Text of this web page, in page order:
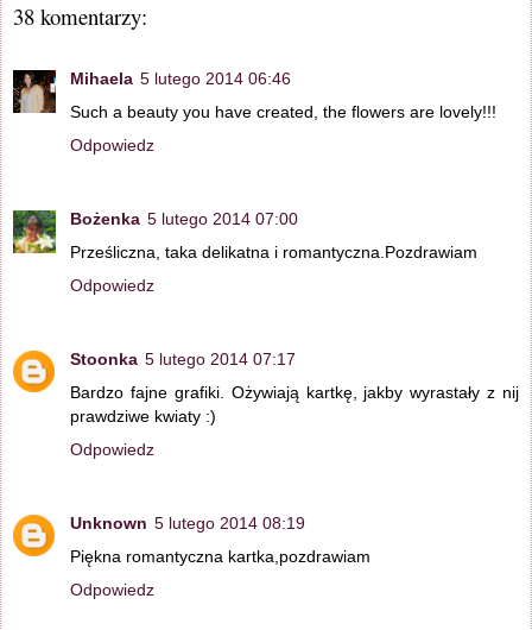
38 komentarzy:
Mihaela 5 lutego 2014 06:46
Such a beauty you have created, the flowers are lovely!!!
Odpowiedz
Bożenka 5 lutego 2014 07:00
Prześliczna, taka delikatna i romantyczna.Pozdrawiam
Odpowiedz
Stoonka 5 lutego 2014 07:17
Bardzo fajne grafiki. Ożywiają kartkę, jakby wyrastały z nij
prawdziwe kwiaty :)
Odpowiedz
Unknown 5 lutego 2014 08:19
Piękna romantyczna kartka,pozdrawiam
Odpowiedz